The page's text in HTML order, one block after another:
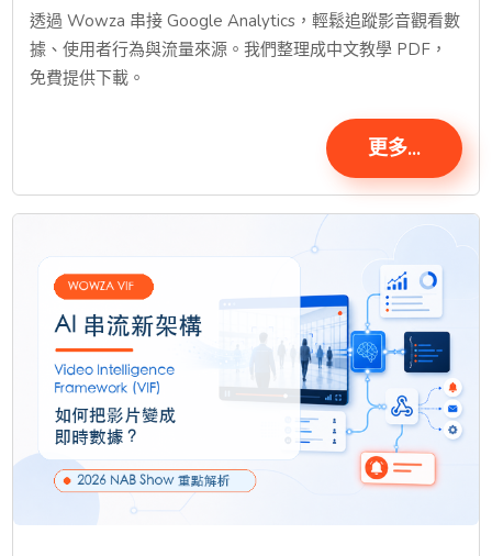
透過 Wowza 串接 Google Analytics，輕鬆追蹤影音觀看數
據、使用者行為與流量來源。我們整理成中文教學 PDF，
免費提供下載。
更多...